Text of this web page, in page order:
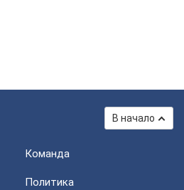
В начало
Команда
Политика